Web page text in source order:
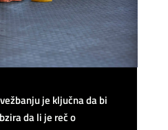
je ključna da bi
da li je reč o